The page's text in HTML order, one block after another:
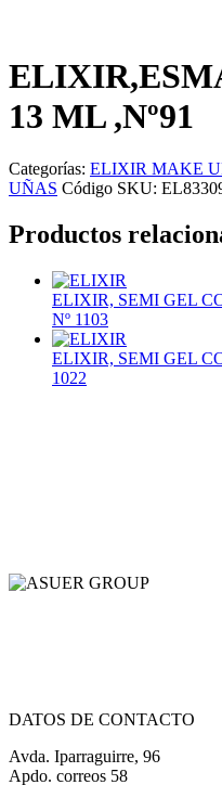
13 ML ,Nº91
Categorías: ELIXIR MAKE
UÑAS Código SKU:
Productos
ELIXIR, SEMI GEL
Nº 1103
ELIXIR, SEMI GEL
1022
DATOS DE CONTACTO
Avda. Iparraguirre, 96
Apdo. correos 58